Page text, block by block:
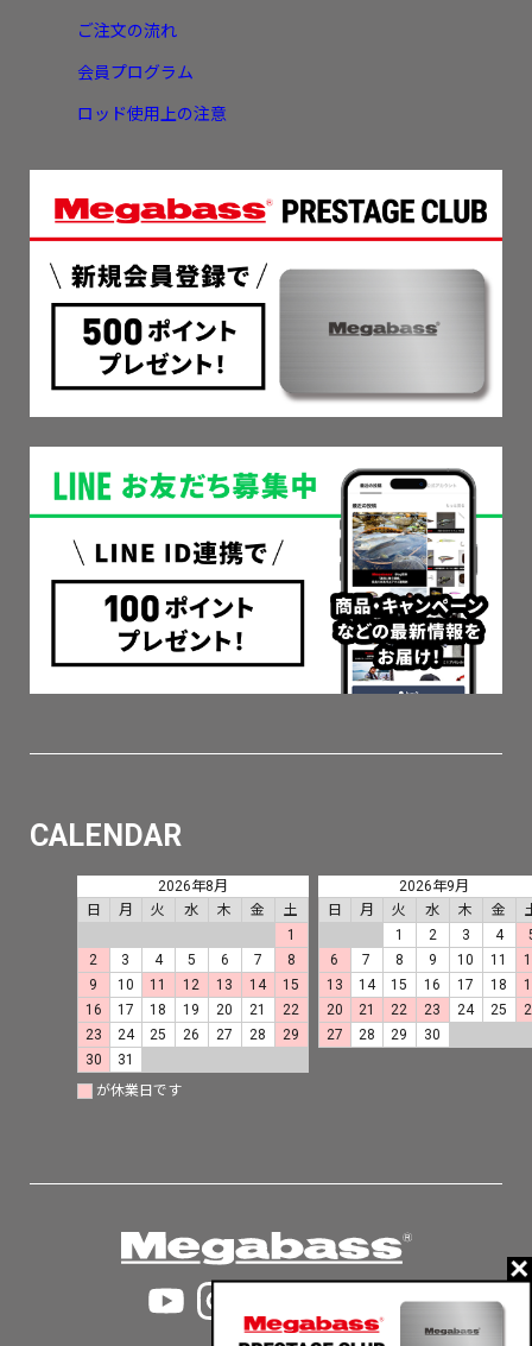
ご注文の流れ
会員プログラム
ロッド使用上の注意
CALENDAR
2026年8月
日
月 火 水 木 金
土
1
2
3 4 5 6 7
8
9
10 11 12 13 14
15
16
17 18 19 20 21
22
23
24 25 26 27 28
29
30
31
2026年9月
日
月 火 水 木 金
1
2 3 4
6
7 8 9 10 11
13
14 15 16 17 18
20
21 22 23 24 25
27
28 29 30
が休業日です